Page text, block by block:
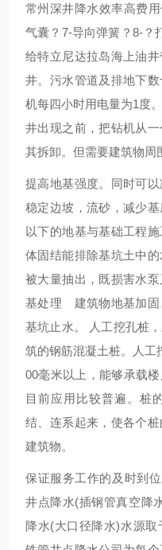
常州深井降水效率高费
气囊？7-导向弹簧？8-？
给特立尼达拉岛海上油
井。污水管道及排地下
机每四小时用电量为1
井出现之前，把钻机从
其拆卸。但需要建筑物周
提高地基强度。同时可
稳定边坡，流砂，减少
以下的地基与基础工程
体固结能排除基坑土中
被大量抽出，既损害水
基处理 建筑物地基加固
基坑止水。 人工挖孔桩
筑的钢筋混凝土桩。人工
00毫米以上，能够承载
目前应用比较普遍。桩
结、连系起来，使各个
建筑物。
保证服务工作的及时到
井点降水(插钢管真空降
降水(大口径降水)水源